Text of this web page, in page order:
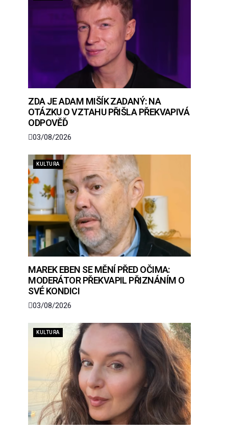
ZDA JE ADAM MIŠÍK ZADANÝ: NA
OTÁZKU O VZTAHU PŘIŠLA PŘEKVAPIVÁ
ODPOVĚĎ
03/08/2026
KULTURA
MAREK EBEN SE MĚNÍ PŘED OČIMA:
MODERÁTOR PŘEKVAPIL PŘIZNÁNÍM O
SVÉ KONDICI
03/08/2026
KULTURA